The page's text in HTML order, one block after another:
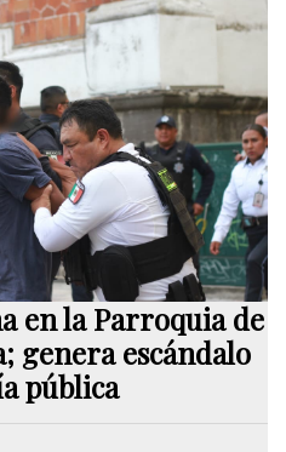
en la Parroquia de
genera escándalo
pública